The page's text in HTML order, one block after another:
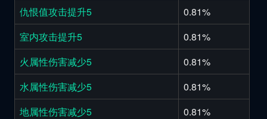
仇恨值攻击提升5
0.81%
室内攻击提升5
0.81%
火属性伤害减少5
0.81%
水属性伤害减少5
0.81%
地属性伤害减少5
0.81%